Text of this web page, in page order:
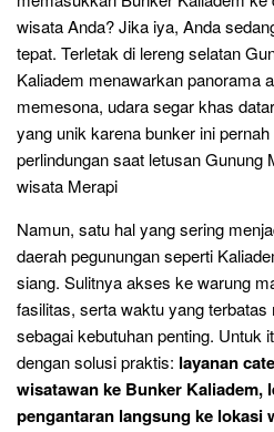
wisata Anda? Jika iya, Anda
tepat. Terletak di lereng selatan
Kaliadem menawarkan panorama
memesona, udara segar khas
yang unik karena bunker ini
perlindungan saat letusan Gunung
wisata Merapi
Namun, satu hal yang sering
daerah pegunungan seperti
siang. Sulitnya akses ke warung
fasilitas, serta waktu yang
sebagai kebutuhan penting. Untuk
dengan solusi praktis: layanan
wisatawan ke Bunker Kaliadem,
pengantaran langsung ke lokasi